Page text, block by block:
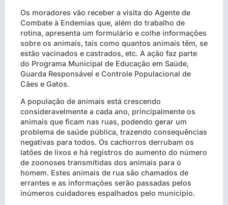
Os moradores vão receber a visita do Agente de
Combate à Endemias que, além do trabalho de
rotina, apresenta um formulário e colhe informações
sobre os animais, tais como quantos animais têm, se
estão vacinados e castrados, etc. A ação faz parte
do Programa Municipal de Educação em Saúde,
Guarda Responsável e Controle Populacional de
Cães e Gatos.
A população de animais está crescendo
consideravelmente a cada ano, principalmente os
animais que ficam nas ruas, podendo gerar um
problema de saúde pública, trazendo consequências
negativas para todos. Os cachorros derrubam os
latões de lixos e há registros do aumento do número
de zoonoses transmitidas dos animais para o
homem. Estes animais de rua são chamados de
errantes e as informações serão passadas pelos
inúmeros cuidadores espalhados pelo município.